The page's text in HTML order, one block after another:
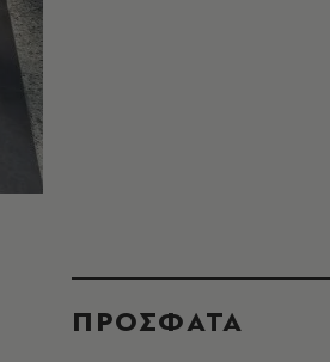
ΠΡΟΣΦΑΤΑ